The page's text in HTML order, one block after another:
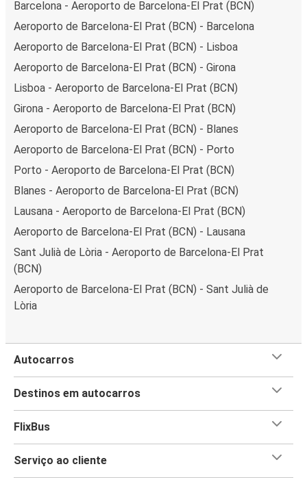
Barcelona - Aeroporto de Barcelona-El Prat (BCN)
Aeroporto de Barcelona-El Prat (BCN) - Barcelona
Aeroporto de Barcelona-El Prat (BCN) - Lisboa
Aeroporto de Barcelona-El Prat (BCN) - Girona
Lisboa - Aeroporto de Barcelona-El Prat (BCN)
Girona - Aeroporto de Barcelona-El Prat (BCN)
Aeroporto de Barcelona-El Prat (BCN) - Blanes
Aeroporto de Barcelona-El Prat (BCN) - Porto
Porto - Aeroporto de Barcelona-El Prat (BCN)
Blanes - Aeroporto de Barcelona-El Prat (BCN)
Lausana - Aeroporto de Barcelona-El Prat (BCN)
Aeroporto de Barcelona-El Prat (BCN) - Lausana
Sant Julià de Lòria - Aeroporto de Barcelona-El Prat
(BCN)
Aeroporto de Barcelona-El Prat (BCN) - Sant Julià de
Lòria
Autocarros
Destinos em autocarros
FlixBus
Serviço ao cliente